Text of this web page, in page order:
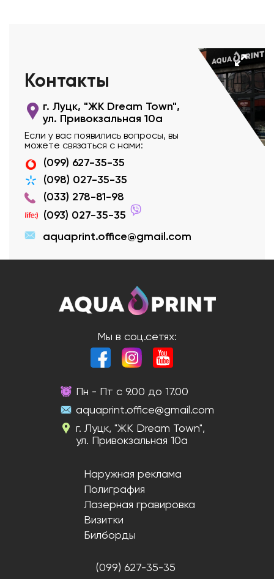
Контакты
г. Луцк, "ЖК Dream Town",
ул. Привокзальная 10а
Если у вас появились вопросы, вы
можете связаться с нами:
(099) 627-35-35
(098) 027-35-35
(033) 278-81-98
(093) 027-35-35
aquaprint.office@gmail.com
Мы в соц.сетях:
Пн - Пт с 9.00 до 17.00
aquaprint.office@gmail.com
г. Луцк, "ЖК Dream Town",
ул. Привокзальная 10а
Наружная реклама
Полиграфия
Лазерная гравировка
Визитки
Билборды
(099) 627-35-35